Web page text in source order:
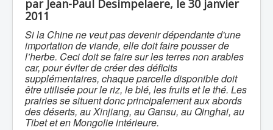
par Jean-Paul Desimpelaere, le 30 janvier
2011
Si la Chine ne veut pas devenir dépendante d'une
importation de viande, elle doit faire pousser de
l’herbe. Ceci doit se faire sur les terres non arables
car, pour éviter de créer des déficits
supplémentaires, chaque parcelle disponible doit
être utilisée pour le riz, le blé, les fruits et le thé. Les
prairies se situent donc principalement aux abords
des déserts, au Xinjiang, au Gansu, au Qinghai, au
Tibet et en Mongolie intérieure.